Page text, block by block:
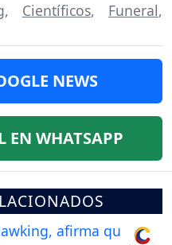
, Científicos, Funeral,
NEWS
EN WHATSAPP